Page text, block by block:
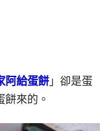
阿給蛋餅 」卻是蛋
來的。